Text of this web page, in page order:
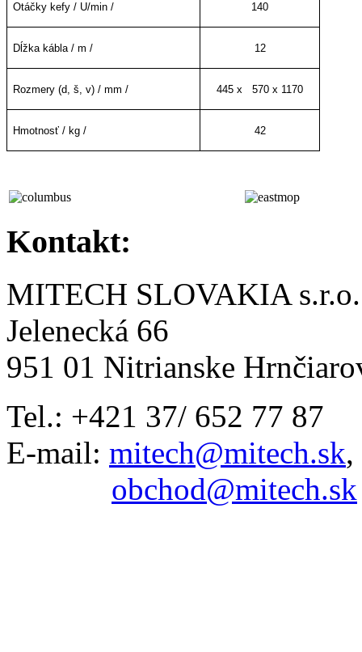
Otáčky kefy / U/min / 140
Dĺžka kábla / m / 12
Rozmery (d, š, v) / mm / 445 x 570 x 1170
Hmotnosť / kg / 42
Kontakt:
MITECH SLOVAKIA s.r.o.
Jelenecká 66
951 01 Nitrianske
Tel.: +421 37/ 652 77 87
E-mail: mitech@mitech.sk,
obchod@mitech.sk